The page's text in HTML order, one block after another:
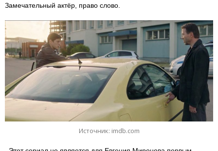
Замечательный актёр, право слово.
Источник: imdb.com